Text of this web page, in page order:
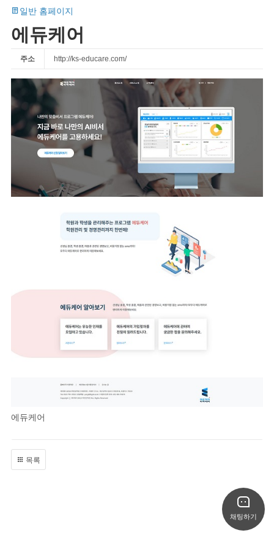
일반 홈페이지
에듀케어
주소 http://ks-educare.com/
에듀케어
목록
채팅하기